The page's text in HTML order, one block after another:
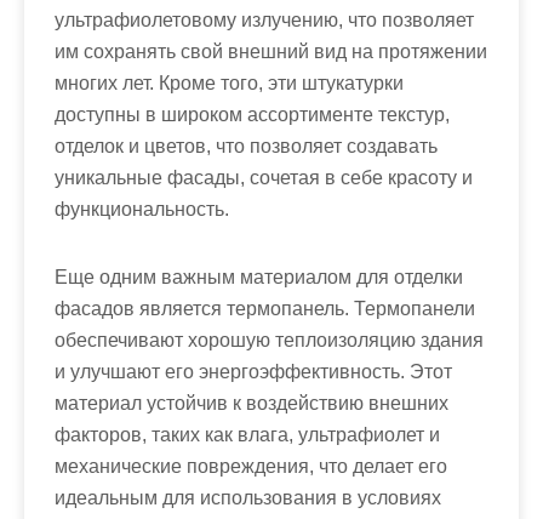
ультрафиолетовому излучению, что позволяет
им сохранять свой внешний вид на протяжении
многих лет. Кроме того, эти штукатурки
доступны в широком ассортименте текстур,
отделок и цветов, что позволяет создавать
уникальные фасады, сочетая в себе красоту и
функциональность.
Еще одним важным материалом для отделки
фасадов является термопанель. Термопанели
обеспечивают хорошую теплоизоляцию здания
и улучшают его энергоэффективность. Этот
материал устойчив к воздействию внешних
факторов, таких как влага, ультрафиолет и
механические повреждения, что делает его
идеальным для использования в условиях